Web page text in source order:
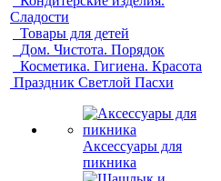
Сладости
Товары для детей
Дом. Чистота. Порядок
Косметика. Гигиена. Красота
Праздник Светлой Пасхи
Аксессуары для
пикника